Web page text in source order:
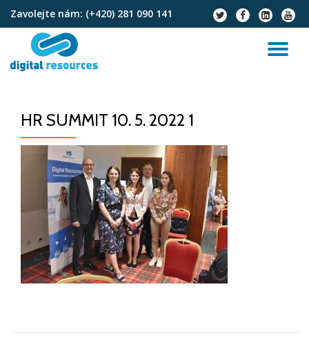
Přeskočit
obsah
Zavolejte nám: (+420) 281 090 141
fa-
twitter
fa-
facebook
fa-
linkedin-
square
fa-
HR SUMMIT 10. 5. 2022 1